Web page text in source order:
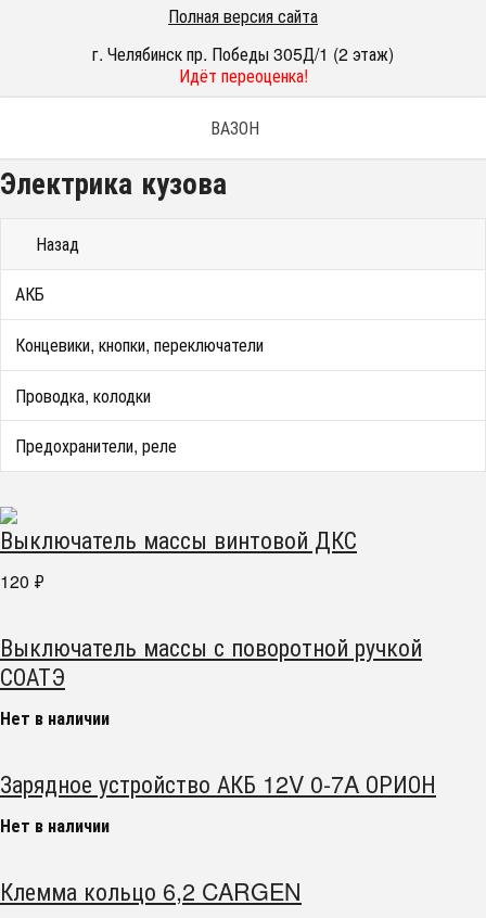
Полная версия сайта
г. Челябинск пр. Победы 305Д/1 (2 этаж)
Идёт переоценка!
ВАЗОН
Электрика кузова
Назад
АКБ
Концевики, кнопки, переключатели
Проводка, колодки
Предохранители, реле
Выключатель массы винтовой ДКС
120 ₽
Выключатель массы с поворотной ручкой
СОАТЭ
Нет в наличии
Зарядное устройство АКБ 12V 0-7A ОРИОН
Нет в наличии
Клемма кольцо 6,2 CARGEN